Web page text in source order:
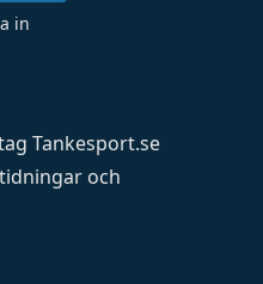
Tankesport.se
och
in